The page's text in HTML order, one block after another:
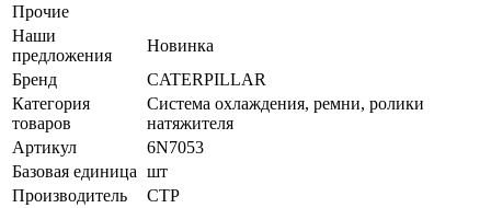
Прочие
Наши
предложения
Новинка
Бренд
CATERPILLAR
Категория
товаров
Система охлаждения, ремни, ролики
натяжителя
Артикул
6N7053
Базовая единица шт
Производитель
CTP